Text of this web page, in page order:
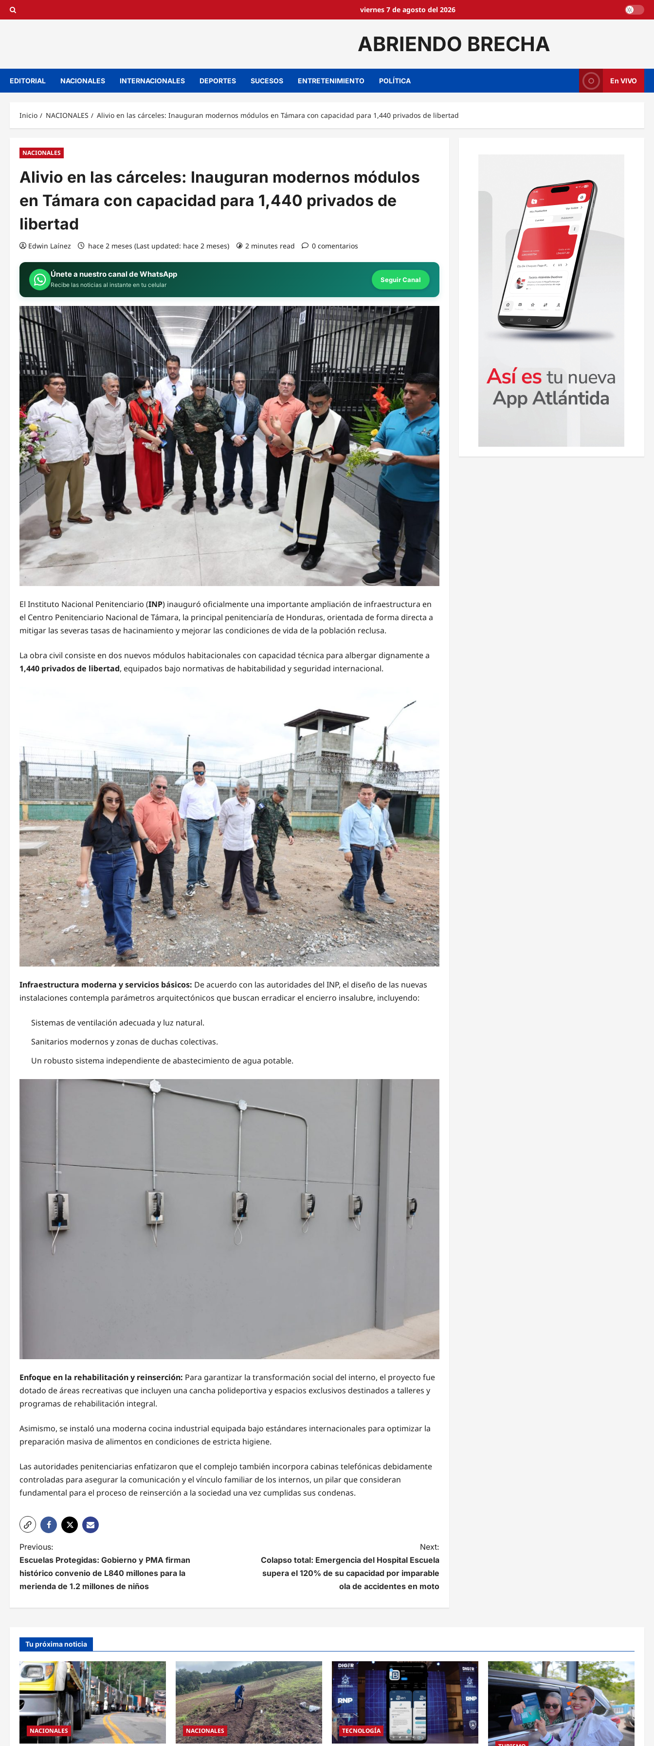
Saltar
viernes 7 de agosto del 2026
ABRIENDO BRECHA
EDITORIAL NACIONALES INTERNACIONALES DEPORTES SUCESOS ENTRETENIMIENTO POLÍTICA En VIVO
Inicio NACIONALES Alivio en las cárceles: Inauguran modernos módulos en Támara con capacidad para 1,440 privados de libertad
NACIONALES
Alivio en las cárceles: Inauguran modernos módulos
en Támara con capacidad para 1,440 privados de
libertad
Edwin Laínez hace 2 meses (Last updated: hace 2 meses) 2 minutes read 0 comentarios
Únete a nuestro canal de WhatsApp
Recibe las noticias al instante en tu celular
Seguir Canal
El Instituto Nacional Penitenciario (INP) inauguró oficialmente una importante ampliación de infraestructura en
el Centro Penitenciario Nacional de Támara, la principal penitenciaría de Honduras, orientada de forma directa a
mitigar las severas tasas de hacinamiento y mejorar las condiciones de vida de la población reclusa.
La obra civil consiste en dos nuevos módulos habitacionales con capacidad técnica para albergar dignamente a
1,440 privados de libertad, equipados bajo normativas de habitabilidad y seguridad internacional.
Infraestructura moderna y servicios básicos: De acuerdo con las autoridades del INP, el diseño de las nuevas
instalaciones contempla parámetros arquitectónicos que buscan erradicar el encierro insalubre, incluyendo:
Sistemas de ventilación adecuada y luz natural.
Sanitarios modernos y zonas de duchas colectivas.
Un robusto sistema independiente de abastecimiento de agua potable.
Enfoque en la rehabilitación y reinserción: Para garantizar la transformación social del interno, el proyecto fue
dotado de áreas recreativas que incluyen una cancha polideportiva y espacios exclusivos destinados a talleres y
programas de rehabilitación integral.
Asimismo, se instaló una moderna cocina industrial equipada bajo estándares internacionales para optimizar la
preparación masiva de alimentos en condiciones de estricta higiene.
Las autoridades penitenciarias enfatizaron que el complejo también incorpora cabinas telefónicas debidamente
controladas para asegurar la comunicación y el vínculo familiar de los internos, un pilar que consideran
fundamental para el proceso de reinserción a la sociedad una vez cumplidas sus condenas.
N
a
v
a
c
i
ó
n
d
e
Previous:
Escuelas Protegidas: Gobierno y PMA firman
histórico convenio de L840 millones para la
merienda de 1.2 millones de niños
Next:
Colapso total: Emergencia del Hospital Escuela
supera el 120% de su capacidad por imparable
ola de accidentes en moto
Tu próxima noticia
NACIONALES NACIONALES
TECNOLOGÍA